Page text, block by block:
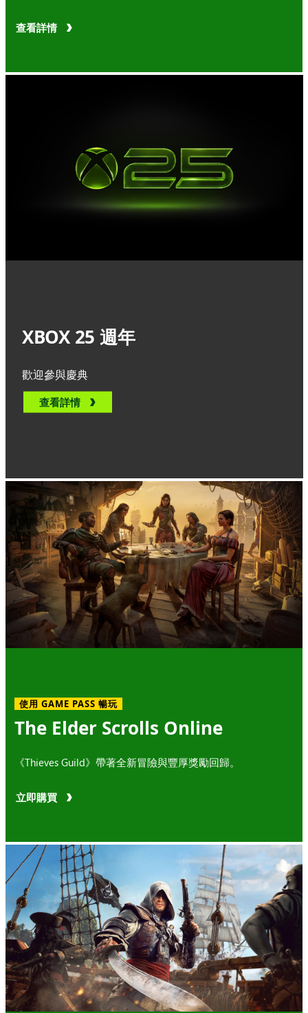
查看詳情
XBOX 25 週年
歡迎參與慶典
查看詳情
使用 GAME PASS 暢玩
The Elder Scrolls Online
《Thieves Guild》帶著全新冒險與豐厚獎勵回歸。
立即購買